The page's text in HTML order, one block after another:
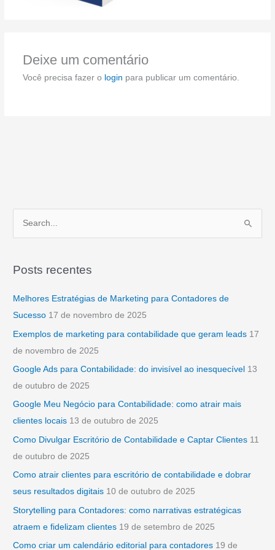
Deixe um comentário
Você precisa fazer o login para publicar um comentário.
q
r
:
Posts recentes
Melhores Estratégias de Marketing para Contadores de
Sucesso 17 de novembro de 2025
Exemplos de marketing para contabilidade que geram leads 17
de novembro de 2025
Google Ads para Contabilidade: do invisível ao inesquecível 13
de outubro de 2025
Google Meu Negócio para Contabilidade: como atrair mais
clientes locais 13 de outubro de 2025
Como Divulgar Escritório de Contabilidade e Captar Clientes 11
de outubro de 2025
Como atrair clientes para escritório de contabilidade e dobrar
seus resultados digitais 10 de outubro de 2025
Storytelling para Contadores: como narrativas estratégicas
atraem e fidelizam clientes 19 de setembro de 2025
Como criar um calendário editorial para contadores 19 de